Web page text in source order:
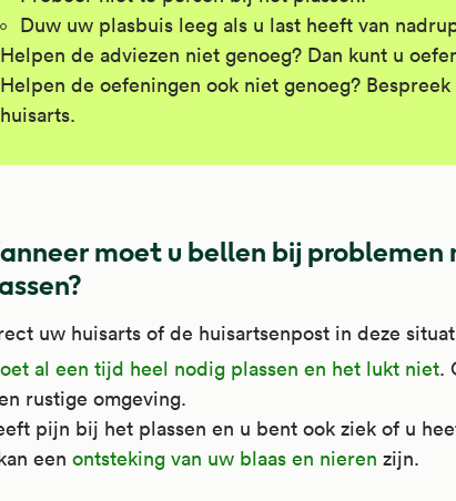
Duw uw plasbuis leeg als u last heeft van
Helpen de adviezen niet genoeg? Dan kunt u
Helpen de oefeningen ook niet genoeg?
huisarts.
moet u bellen bij problemen
uw huisarts of de huisartsenpost in deze
al een tijd heel nodig plassen en het lukt niet.
rustige omgeving.
pijn bij het plassen en u bent ook ziek of u
een ontsteking van uw blaas en nieren zijn.